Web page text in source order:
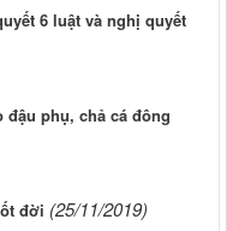
6 luật và nghị quyết
phụ, chả cá đông
đời (25/11/2019)